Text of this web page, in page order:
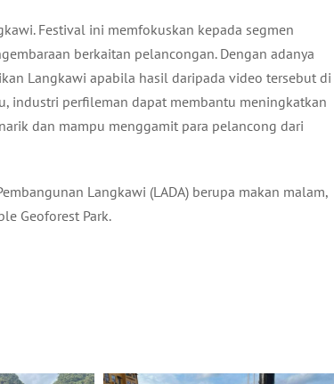
Festival ini memfokuskan kepada segmen
berkaitan pelancongan. Dengan adanya
Langkawi apabila hasil daripada video tersebut di
industri perfileman dapat membantu meningkatkan
dan mampu menggamit para pelancong dari
Langkawi (LADA) berupa makan malam,
Geoforest Park.